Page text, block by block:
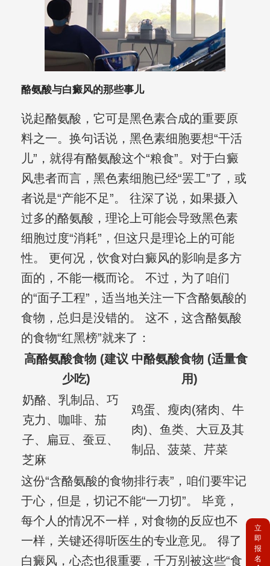
酪氨酸与白癜风的那些事儿
说起酪氨酸，它可是黑色素合成的重要原
料之一。换句话说，黑色素细胞要想“干活
儿”，就得有酪氨酸这个“粮食”。对于白癜
风患者而言，黑色素细胞已经“罢工”了，或
者说是“产能不足”。 往深了说，如果摄入
过多的酪氨酸，理论上可能会导致黑色素
细胞过度“消耗”，但这只是理论上的可能
性。 更何况，饮食对白癜风的影响是多方
面的，不能一概而论。 不过，为了咱们
的“面子工程”，适当地关注一下含酪氨酸的
食物，总归是没错的。 这不，这含酪氨酸
的食物“红黑榜”就来了：
高酪氨酸食物 (建议
少吃)
中酪氨酸食物 (适量食
用)
奶酪、乳制品、巧
克力、咖啡、茄
子、扁豆、蚕豆、
芝麻
鸡蛋、瘦肉(猪肉、牛
肉)、鱼类、大豆及其
制品、菠菜、芹菜
这份“含酪氨酸的食物排行表”，咱们要牢记
于心，但是，切记不能“一刀切”。 毕竟，
每个人的情况不一样，对食物的反应也不
一样，关键还得听医生的专业意见。 得了
白癜风，心态也很重要，千万别被这些“食
立
即
报
名